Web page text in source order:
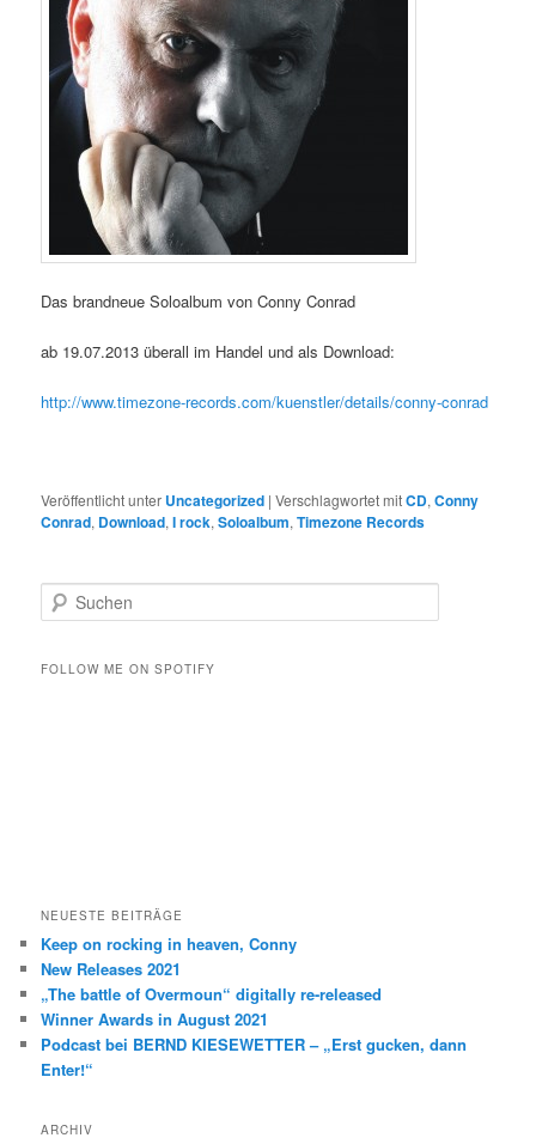
Das brandneue Soloalbum von Conny Conrad
ab 19.07.2013 überall im Handel und als Download:
http://www.timezone-records.com/kuenstler/details/conny-conrad
Veröffentlicht unter Uncategorized |Verschlagwortet mitCD,Conny
Conrad, Download,I rock,Soloalbum,Timezone Records
u
h
FOLLOW ME ON SPOTIFY
NEUESTE BEITRÄGE
Keep on rocking in heaven, Conny
New Releases 2021
„The battle of Overmoun“ digitally re-released
Winner Awards in August 2021
Podcast bei BERND KIESEWETTER – „Erst gucken, dann
Enter!“
ARCHIV